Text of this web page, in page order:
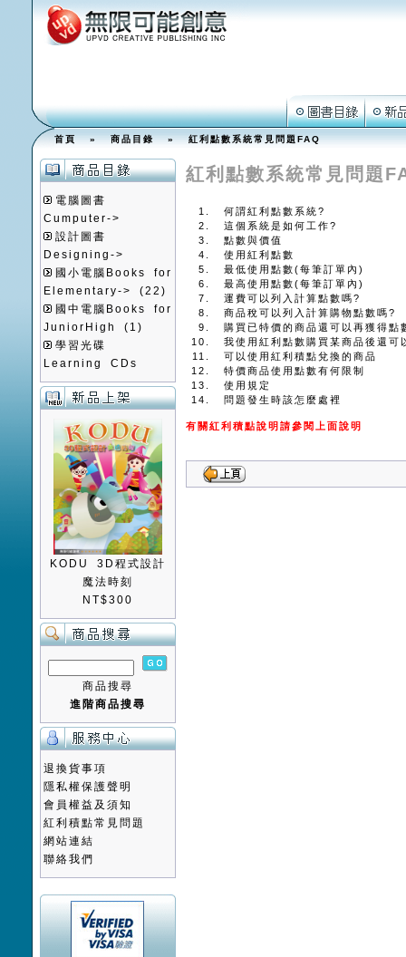
首頁»商品目錄» 紅利點數系統常見問題FAQ
電腦圖書
Cumputer->
設計圖書
Designing->
國小電腦Books for
Elementary->
(22)
國中電腦Books for
JuniorHigh
(1)
學習光碟
Learning CDs
KODU 3D程式設計
魔法時刻
NT$300
商品搜尋
進階商品搜尋
退換貨事項
隱私權保護聲明
會員權益及須知
紅利積點常見問題
網站連結
聯絡我們
紅利點數系統常見問題
何謂紅利點數系統?
這個系統是如何工作?
點數與價值
使用紅利點數
最低使用點數(每筆訂單內)
最高使用點數(每筆訂單內)
運費可以列入計算點數嗎?
商品稅可以列入計算購物點數嗎?
購買已特價的商品還可以再獲得點
我使用紅利點數購買某商品後還可
可以使用紅利積點兌換的商品
特價商品使用點數有何限制
使用規定
問題發生時該怎麼處裡
有關紅利積點說明請參閱上面說明